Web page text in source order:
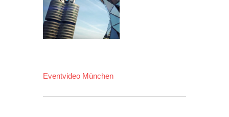
Eventvideo München